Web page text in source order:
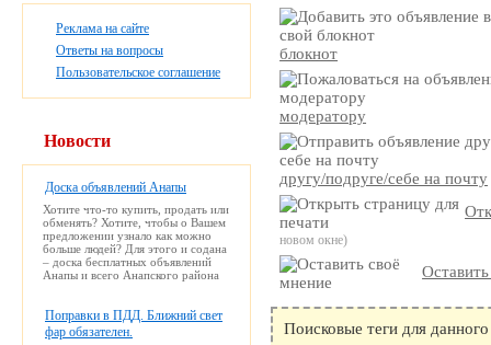
блокнот
модератору
другу/подруге/себе на почту
новом окне)
Поисковые теги для
Реклама на сайте
Ответы на вопросы
Пользовательское соглашение
Новости
Доска объявлений Анапы
Хотите что-то купить, продать или
обменять? Хотите, чтобы о Вашем
предложении узнало как можно
больше людей? Для этого и содана
– доска бесплатных объявлений
Анапы и всего Анапского района
Поправки в ПДД. Ближний свет
фар обязателен.